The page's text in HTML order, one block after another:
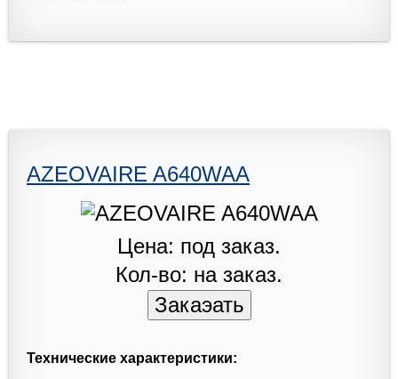
AZEOVAIRE A640WAA
Цена: под заказ.
Кол-во: на заказ.
Технические характеристики: